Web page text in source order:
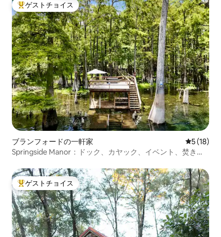
大好評のゲストチョイスです。
ゲストチョイス
ブランフォードの一軒家 レビュー
5 (18)
Springside Manor：ドック、カヤック、イベント、焚き火
大好評のゲストチョイスです。
ゲストチョイス